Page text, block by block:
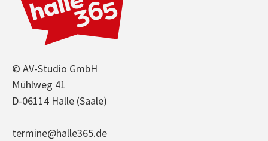
© AV-Studio GmbH
Mühlweg 41
D-06114 Halle (Saale)
termine@halle365.de